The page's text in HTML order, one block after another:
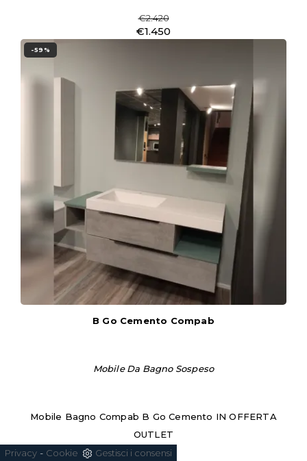
Privacy - Cookie Gestisci i consensi
€2.420
€1.450
-59%
B Go Cemento Compab
Mobile Da Bagno Sospeso
Mobile Bagno Compab B Go Cemento IN OFFERTA
OUTLET
€3.200